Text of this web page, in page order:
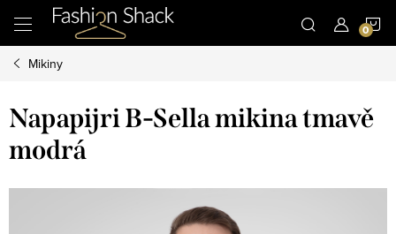
obsah
Mikiny
Napapijri B-Sella mikina tmavě
modrá